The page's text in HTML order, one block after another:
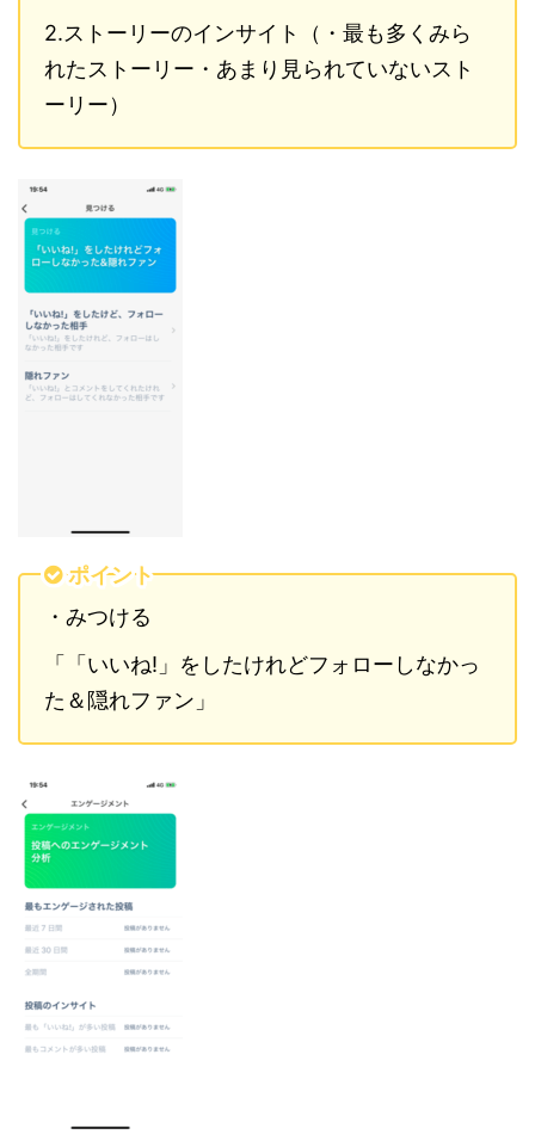
2.ストーリーのインサイト（・最も多くみら
れたストーリー・あまり見られていないスト
ーリー）
ポイント
・みつける
「「いいね!」をしたけれどフォローしなかっ
た＆隠れファン」